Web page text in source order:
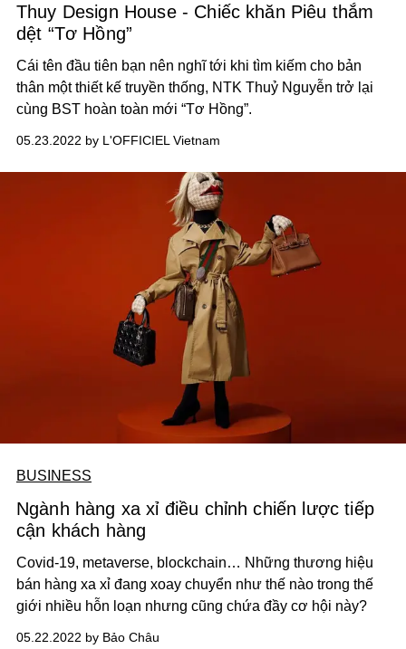
Thuy Design House - Chiếc khăn Piêu thắm
dệt “Tơ Hồng”
Cái tên đầu tiên bạn nên nghĩ tới khi tìm kiếm cho bản
thân một thiết kế truyền thống, NTK Thuỷ Nguyễn trở lại
cùng BST hoàn toàn mới “Tơ Hồng”.
05.23.2022 by L'OFFICIEL Vietnam
BUSINESS
Ngành hàng xa xỉ điều chỉnh chiến lược tiếp
cận khách hàng
Covid-19, metaverse, blockchain… Những thương hiệu
bán hàng xa xỉ đang xoay chuyển như thế nào trong thế
giới nhiều hỗn loạn nhưng cũng chứa đầy cơ hội này?
05.22.2022 by Bảo Châu